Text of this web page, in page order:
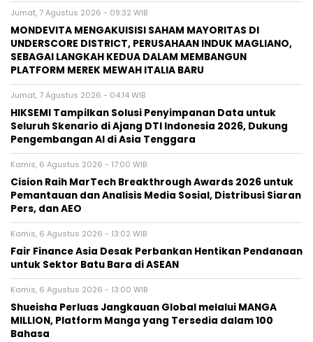
Jumat, 7 Agustus 2026 - 09:32 WIB
MONDEVITA MENGAKUISISI SAHAM MAYORITAS DI
UNDERSCORE DISTRICT, PERUSAHAAN INDUK MAGLIANO,
SEBAGAI LANGKAH KEDUA DALAM MEMBANGUN
PLATFORM MEREK MEWAH ITALIA BARU
Jumat, 7 Agustus 2026 - 04:14 WIB
HIKSEMI Tampilkan Solusi Penyimpanan Data untuk
Seluruh Skenario di Ajang DTI Indonesia 2026, Dukung
Pengembangan AI di Asia Tenggara
Kamis, 6 Agustus 2026 - 17:00 WIB
Cision Raih MarTech Breakthrough Awards 2026 untuk
Pemantauan dan Analisis Media Sosial, Distribusi Siaran
Pers, dan AEO
Kamis, 6 Agustus 2026 - 13:02 WIB
Fair Finance Asia Desak Perbankan Hentikan Pendanaan
untuk Sektor Batu Bara di ASEAN
Kamis, 6 Agustus 2026 - 13:00 WIB
Shueisha Perluas Jangkauan Global melalui MANGA
MILLION, Platform Manga yang Tersedia dalam 100
Bahasa